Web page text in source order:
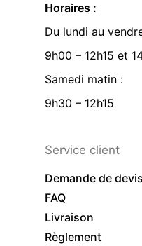
Horaires :
Du lundi au
9h00 – 12h15 et
Samedi matin :
9h30 – 12h15
Service client
Demande de devis
FAQ
Livraison
Règlement